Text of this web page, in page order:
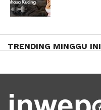
TRENDING MINGGU INI